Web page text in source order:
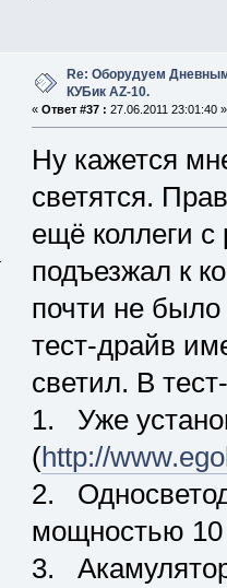
Re: Оборудуем
КУБик AZ-10.
« Ответ #37 : 27.06.2011 23:01:40 »
Ну кажется
светятся.
ещё коллеги с
подъезжал к
почти не
тест-драйв
светил. В
1. Уже
(http://
2.
мощностью 10
3.